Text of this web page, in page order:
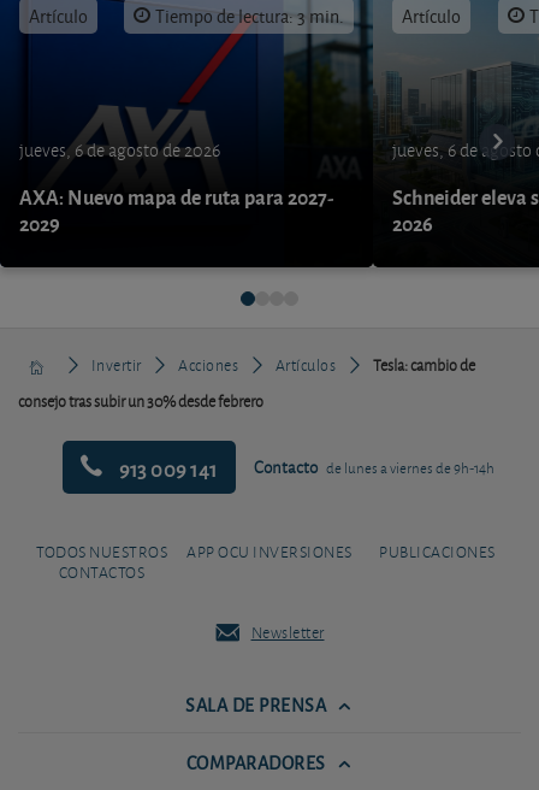
Artículo Tiempo de lectura: 3 min.
jueves, 6 de agosto de 2026
AXA: Nuevo mapa de ruta para 2027-
2029
Artículo
jueves, 6 de agosto
Schneider eleva
2026
Invertir Acciones Artículos
Tesla: cambio de
consejo tras subir un 30% desde febrero
913 009 141 Contacto de lunes a viernes de 9h-14h
TODOS NUESTROS
CONTACTOS
APP OCU INVERSIONES PUBLICACIONES
Newsletter
SALA DE PRENSA
COMPARADORES